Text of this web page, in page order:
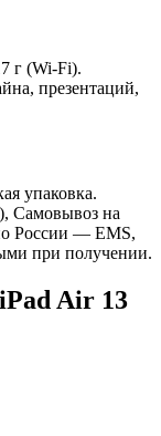
г (Wi-Fi).
презентаций,
упаковка.
Самовывоз на
России — EMS,
при получении.
Air 13